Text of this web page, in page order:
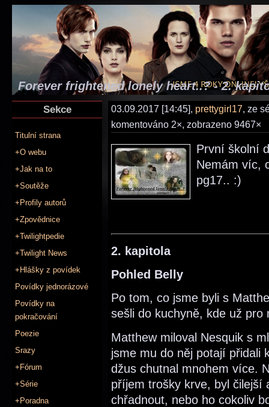
Forever frightened lonely heart..? - 2.
Sekce
Titulní strana
+O webu
+Jak na to
+Soutěže
+Profily autorů
+Zpovědnice
+Twilightpedie
+Twilight News
+Hlášky z povídek
Povídky jednorázové
Povídky na
pokračování
Poezie
Srazy
+Fórum
+Série
+Poradna
03.09.2017 [14:45], prettygirl17, ze
komentováno 2×, zobrazeno 9467×
První školní
Nemám víc,
pg17.. :)
2. kapitola
Pohled Belly
Po tom, co jsme byli s
sešli do kuchyně, kde už
Matthew miloval Nesquik s
jsme mu do něj potají přidali
džus chutnal mnohem více.
příjem trošky krve, byl čilejší
chřadnout, nebo ho cokoliv